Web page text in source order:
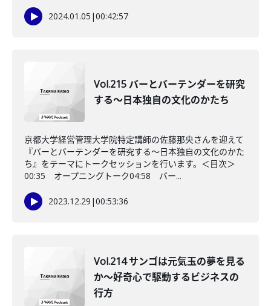
2024.01.05 |00:42:57
Vol.215 バーとバーテンダーを研究
する〜日本独自の文化のかたち
京都大学経営管理大学院特定講師の佐藤那央さんを迎えて
『バーとバーテンダーを研究する〜日本独自の文化のかた
ち』をテーマにトークセッションを行います。＜目次＞
00:35 オープニングトーク04:58 バー...
2023.12.29 |00:53:36
Vol.214 サンゴは元気玉の夢を見る
か〜好奇心で駆動するビジネスの
行方